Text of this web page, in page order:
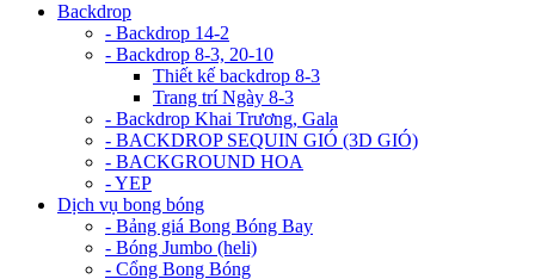
Backdrop
- Backdrop 14-2
- Backdrop 8-3, 20-10
Thiết kế backdrop 8-3
Trang trí Ngày 8-3
- Backdrop Khai Trương, Gala
- BACKDROP SEQUIN GIÓ (3D GIÓ)
- BACKGROUND HOA
- YEP
Dịch vụ bong bóng
- Bảng giá Bong Bóng Bay
- Bóng Jumbo (heli)
- Cổng Bong Bóng